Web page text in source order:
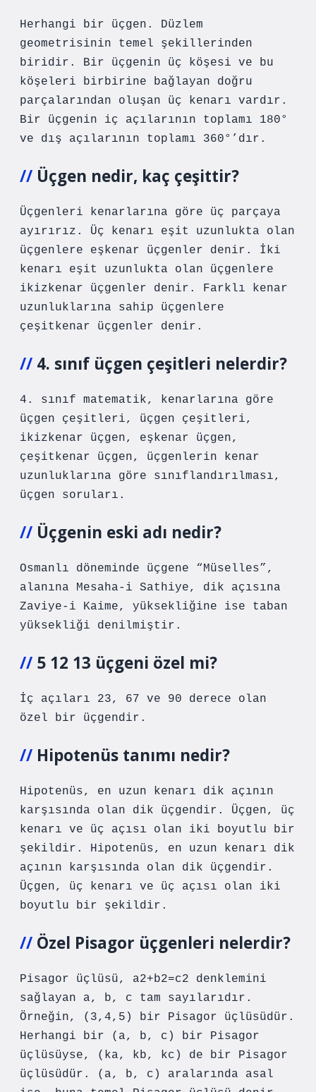
Herhangi bir üçgen. Düzlem
geometrisinin temel şekillerinden
biridir. Bir üçgenin üç köşesi ve bu
köşeleri birbirine bağlayan doğru
parçalarından oluşan üç kenarı vardır.
Bir üçgenin iç açılarının toplamı 180°
ve dış açılarının toplamı 360°’dır.
Üçgen nedir, kaç çeşittir?
Üçgenleri kenarlarına göre üç parçaya
ayırırız. Üç kenarı eşit uzunlukta olan
üçgenlere eşkenar üçgenler denir. İki
kenarı eşit uzunlukta olan üçgenlere
ikizkenar üçgenler denir. Farklı kenar
uzunluklarına sahip üçgenlere
çeşitkenar üçgenler denir.
4. sınıf üçgen çeşitleri nelerdir?
4. sınıf matematik, kenarlarına göre
üçgen çeşitleri, üçgen çeşitleri,
ikizkenar üçgen, eşkenar üçgen,
çeşitkenar üçgen, üçgenlerin kenar
uzunluklarına göre sınıflandırılması,
üçgen soruları.
Üçgenin eski adı nedir?
Osmanlı döneminde üçgene “Müselles”,
alanına Mesaha-i Sathiye, dik açısına
Zaviye-i Kaime, yüksekliğine ise taban
yüksekliği denilmiştir.
5 12 13 üçgeni özel mi?
İç açıları 23, 67 ve 90 derece olan
özel bir üçgendir.
Hipotenüs tanımı nedir?
Hipotenüs, en uzun kenarı dik açının
karşısında olan dik üçgendir. Üçgen, üç
kenarı ve üç açısı olan iki boyutlu bir
şekildir. Hipotenüs, en uzun kenarı dik
açının karşısında olan dik üçgendir.
Üçgen, üç kenarı ve üç açısı olan iki
boyutlu bir şekildir.
Özel Pisagor üçgenleri nelerdir?
Pisagor üçlüsü, a2+b2=c2 denklemini
sağlayan a, b, c tam sayılarıdır.
Örneğin, (3,4,5) bir Pisagor üçlüsüdür.
Herhangi bir (a, b, c) bir Pisagor
üçlüsüyse, (ka, kb, kc) de bir Pisagor
üçlüsüdür. (a, b, c) aralarında asal